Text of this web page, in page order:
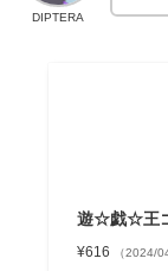
DIPTERA
遊☆戯☆王
¥616 （2024/